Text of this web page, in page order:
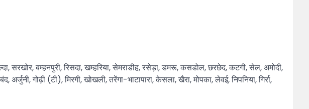
सरखोर, बम्हनपुरी, रिसदा, खम्हरिया, सेमराडीह, रसेड़ा, डमरू, कसडोल, छरछेद, कटगी, सेल, अमोदी,
गोढ़ी (टी), मिरगी, खोखली, तरेंगा-भाटापारा, केसला, खैरा, मोपका, लेवई, निपनिया, गिर्रा,